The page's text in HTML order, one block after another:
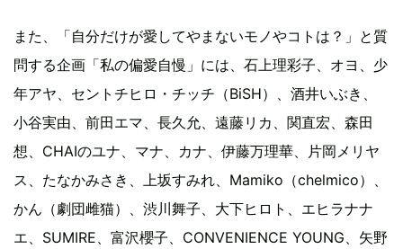
また、「自分だけが愛してやまないモノやコトは？」と質
問する企画「私の偏愛自慢」には、石上理彩子、オヨ、少
年アヤ、セントチヒロ・チッチ（BiSH）、酒井いぶき、
小谷実由、前田エマ、長久允、遠藤リカ、関直宏、森田
想、CHAIのユナ、マナ、カナ、伊藤万理華、片岡メリヤ
ス、たなかみさき、上坂すみれ、Mamiko（chelmico）、
かん（劇団雌猫）、渋川舞子、大下ヒロト、エヒラナナ
エ、SUMIRE、富沢櫻子、CONVENIENCE YOUNG、矢野